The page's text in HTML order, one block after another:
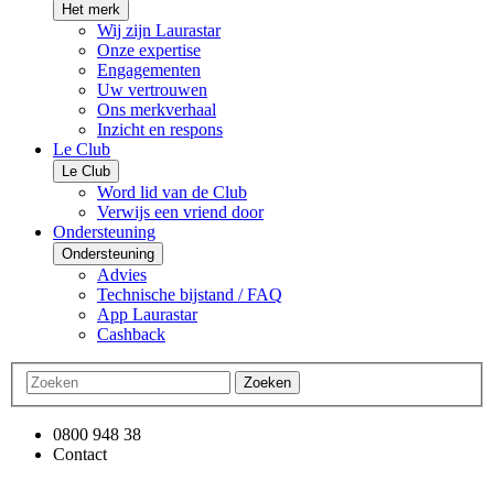
Het merk
Wij zijn Laurastar
Onze expertise
Engagementen
Uw vertrouwen
Ons merkverhaal
Inzicht en respons
Le Club
Le Club
Word lid van de Club
Verwijs een vriend door
Ondersteuning
Ondersteuning
Advies
Technische bijstand / FAQ
App Laurastar
Cashback
Zoeken
0800 948 38
Contact